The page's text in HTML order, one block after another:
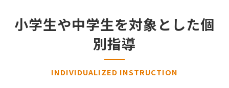
小学生や中学生を対象とした個
別指導
INDIVIDUALIZED INSTRUCTION